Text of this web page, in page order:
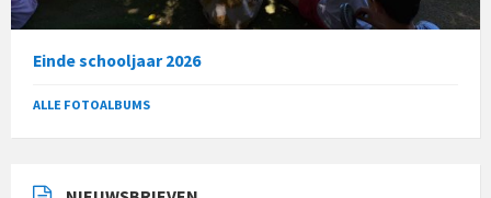
Einde schooljaar 2026
ALLE FOTOALBUMS